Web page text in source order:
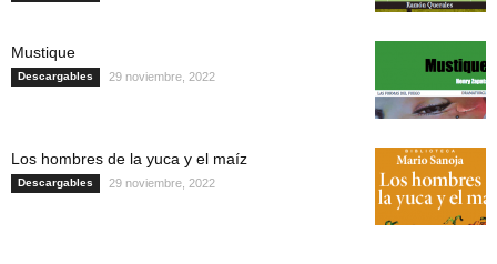
Mustique
Descargables 29 noviembre, 2022
Los hombres de la yuca y el maíz
Descargables 29 noviembre, 2022